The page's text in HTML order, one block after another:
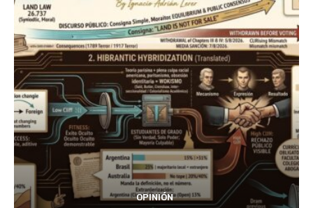
OPINIÓN